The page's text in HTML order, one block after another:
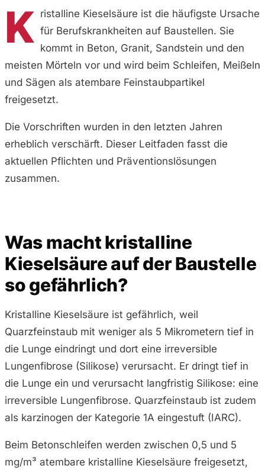
K ristalline Kieselsäure ist die häufigste Ursache
für Berufskrankheiten auf Baustellen. Sie
kommt in Beton, Granit, Sandstein und den
meisten Mörteln vor und wird beim Schleifen, Meißeln
und Sägen als atembare Feinstaubpartikel
freigesetzt.
Die Vorschriften wurden in den letzten Jahren
erheblich verschärft. Dieser Leitfaden fasst die
aktuellen Pflichten und Präventionslösungen
zusammen.
Was macht kristalline
Kieselsäure auf der Baustelle
so gefährlich?
Kristalline Kieselsäure ist gefährlich, weil
Quarzfeinstaub mit weniger als 5 Mikrometern tief in
die Lunge eindringt und dort eine irreversible
Lungenfibrose (Silikose) verursacht. Er dringt tief in
die Lunge ein und verursacht langfristig Silikose: eine
irreversible Lungenfibrose. Quarzfeinstaub ist zudem
als karzinogen der Kategorie 1A eingestuft (IARC).
Beim Betonschleifen werden zwischen 0,5 und 5
mg/m³ atembare kristalline Kieselsäure freigesetzt,